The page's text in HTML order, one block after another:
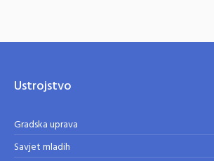
Ustrojstvo
Gradska uprava
Savjet mladih